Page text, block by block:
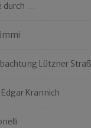
durch …
Lützner
Krannich